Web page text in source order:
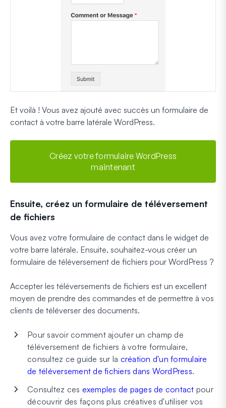
Et voilà ! Vous avez ajouté avec succès un formulaire de
contact à votre barre latérale WordPress.
Créez votre formulaire WordPress
maintenant
Ensuite, créez un formulaire de téléversement
de fichiers
Vous avez votre formulaire de contact dans le widget de
votre barre latérale. Ensuite, souhaitez-vous créer un
formulaire de téléversement de fichiers pour WordPress ?
Accepter les téléversements de fichiers est un excellent
moyen de prendre des commandes et de permettre à vos
clients de téléverser des documents.
Pour savoir comment ajouter un champ de
téléversement de fichiers à votre formulaire,
consultez ce guide sur la création d'un formulaire
de téléversement de fichiers dans WordPress.
Consultez ces exemples de pages de contact pour
découvrir des façons plus créatives d'utiliser vos